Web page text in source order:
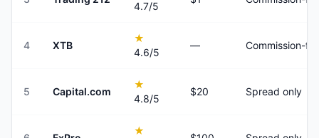
4.7/5
4 XTB
★
4.6/5
— Commission-
5 Capital.com
★
4.8/5
$20 Spread only
★